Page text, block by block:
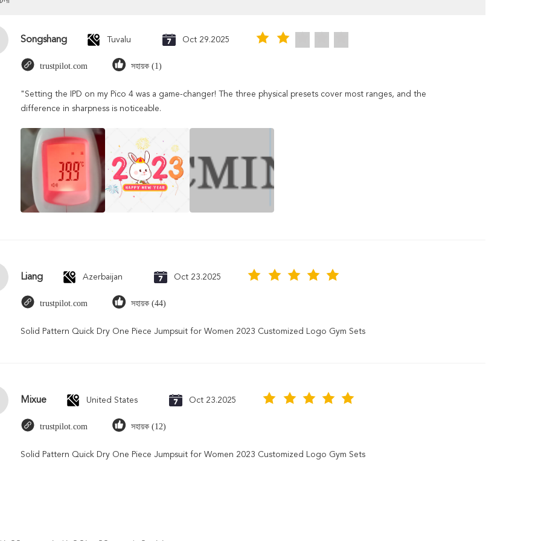
Songshang Tuvalu Oct 29.2025
trustpilot.com সহায়ক (1)
"Setting the IPD on my Pico 4 was a game-changer! The three physical presets cover most ranges, and the
difference in sharpness is noticeable.
Liang Azerbaijan Oct 23.2025
trustpilot.com সহায়ক (44)
Solid Pattern Quick Dry One Piece Jumpsuit for Women 2023 Customized Logo Gym Sets
Mixue United States Oct 23.2025
trustpilot.com সহায়ক (12)
Solid Pattern Quick Dry One Piece Jumpsuit for Women 2023 Customized Logo Gym Sets